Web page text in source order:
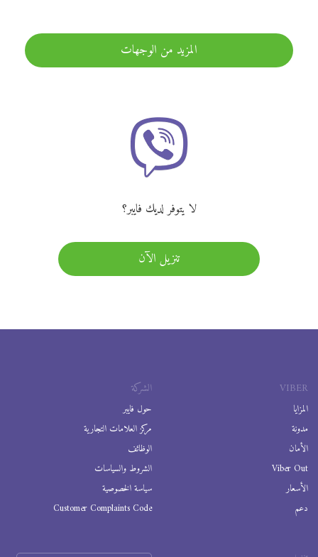
المزيد من الوجهات
لا يتوفر لديك فايبر؟
تنزيل الآن
VIBER
المزايا
مدونة
الأمان
Viber Out
الأسعار
دعم
الشركة
حول فايبر
مركز العلامات التجارية
الوظائف
الشروط والسياسات
سياسة الخصوصية
Customer Complaints Code